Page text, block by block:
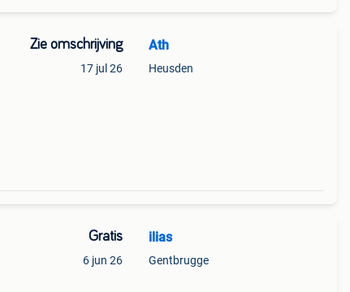
Zie omschrijving
17 jul 26
Ath
Heusden
Gratis
6 jun 26
ilias
Gentbrugge